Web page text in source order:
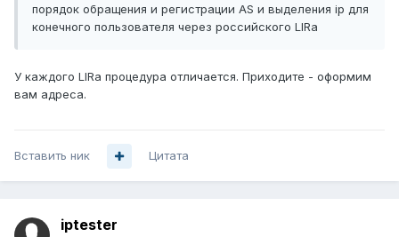
порядок обращения и регистрации AS и выделения ip для
конечного пользователя через российского LIRa
У каждого LIRа процедура отличается. Приходите - оформим
вам адреса.
Вставить ник Цитата
iptester